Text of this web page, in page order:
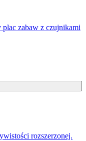
plac zabaw z czujnikami
rozszerzonej.